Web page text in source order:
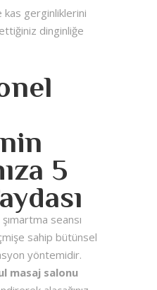
gerginliklerini
dinginliğe
5
seansı
sahip bütünsel
yöntemidir.
masaj salonu